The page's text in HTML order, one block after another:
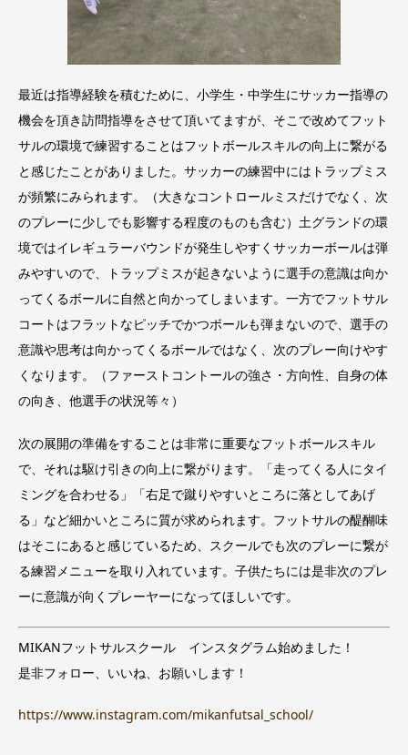
最近は指導経験を積むために、小学生・中学生にサッカー指導の
機会を頂き訪問指導をさせて頂いてますが、そこで改めてフット
サルの環境で練習することはフットボールスキルの向上に繋がる
と感じたことがありました。サッカーの練習中にはトラップミス
が頻繁にみられます。（大きなコントロールミスだけでなく、次
のプレーに少しでも影響する程度のものも含む）土グランドの環
境ではイレギュラーバウンドが発生しやすくサッカーボールは弾
みやすいので、トラップミスが起きないように選手の意識は向か
ってくるボールに自然と向かってしまいます。一方でフットサル
コートはフラットなピッチでかつボールも弾まないので、選手の
意識や思考は向かってくるボールではなく、次のプレー向けやす
くなります。（ファーストコントールの強さ・方向性、自身の体
の向き、他選手の状況等々）
次の展開の準備をすることは非常に重要なフットボールスキル
で、それは駆け引きの向上に繋がります。「走ってくる人にタイ
ミングを合わせる」「右足で蹴りやすいところに落としてあげ
る」など細かいところに質が求められます。フットサルの醍醐味
はそこにあると感じているため、スクールでも次のプレーに繋が
る練習メニューを取り入れています。子供たちには是非次のプレ
ーに意識が向くプレーヤーになってほしいです。
MIKANフットサルスクール インスタグラム始めました！
是非フォロー、いいね、お願いします！
https://www.instagram.com/mikanfutsal_school/